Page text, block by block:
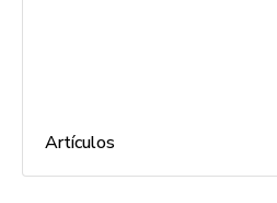
Artículos